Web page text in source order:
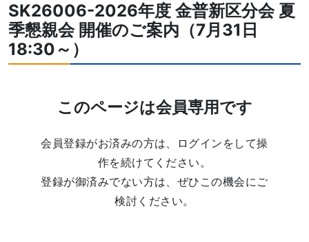
SK26006-2026年度 金普新区分会 夏
季懇親会 開催のご案内（7月31日
18:30～）
このページは会員専用です
会員登録がお済みの方は、ログインをして操
作を続けてください。
登録が御済みでない方は、ぜひこの機会にご
検討ください。